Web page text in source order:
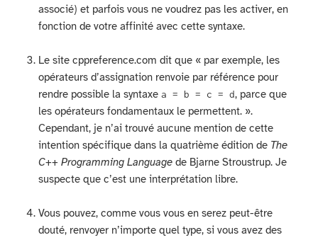
associé) et parfois vous ne voudrez pas les activer, en
fonction de votre affinité avec cette syntaxe.
Le site cppreference.com dit que « par exemple, les
opérateurs d’assignation renvoie par référence pour
rendre possible la syntaxea = b = c = d, parce que
les opérateurs fondamentaux le permettent. ».
Cependant, je n’ai trouvé aucune mention de cette
intention spécifique dans la quatrième édition de The
C++ Programming Language de Bjarne Stroustrup. Je
suspecte que c’est une interprétation libre.
Vous pouvez, comme vous vous en serez peut-être
douté, renvoyer n’importe quel type, si vous avez des